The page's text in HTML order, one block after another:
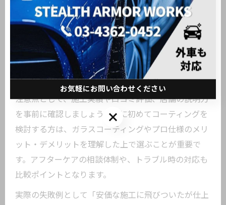
カーコーティング選びで後悔しないためには、料金だ
けでなく施工内容やアフターサービスの充実度を重視
することが大切です。東京都大田区東糀谷のような都
市部では、環境要因を考慮したコーティングの種類
や、店舗の対応力が満足度を左右します。
注意点として、施工実績や口コミ評価、店舗の説明力
を事前に確認しましょう。特に初めてコーティングを
検討する方は、ガラスコーティングやプロ仕様のメリ
ット・デメリットを理解した上で選ぶことが重要で
す。アフターケアの相談体制や、トラブル時の対応も
比較ポイントとなります。
実際の失敗例として「安価な施工に飛びついたが仕上
お気軽にお問い合わせください
お気軽にお問い合わせください